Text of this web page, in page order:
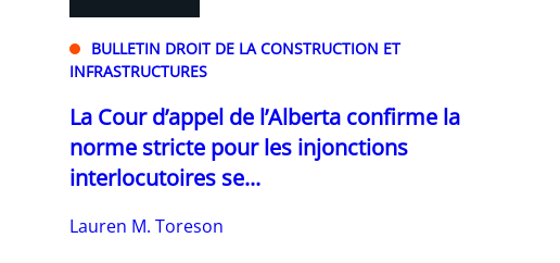
BULLETIN DROIT DE LA CONSTRUCTION ET
INFRASTRUCTURES
La Cour d’appel de l’Alberta confirme la
norme stricte pour les injonctions
interlocutoires se...
Lauren M. Toreson